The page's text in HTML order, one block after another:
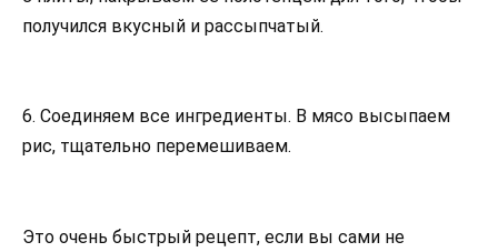
получился вкусный и рассыпчатый.
6. Соединяем все ингредиенты. В мясо высыпаем
рис, тщательно перемешиваем.
Это очень быстрый рецепт, если вы сами не